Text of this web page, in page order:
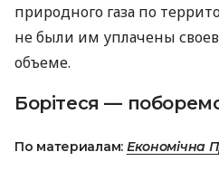
природного газа по
не были им уплачены
объеме.
Борітеся —
По материалам: Економічна